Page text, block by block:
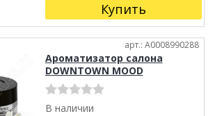
Купить
арт.: A0008990288
Ароматизатор салона
DOWNTOWN MOOD
В наличии